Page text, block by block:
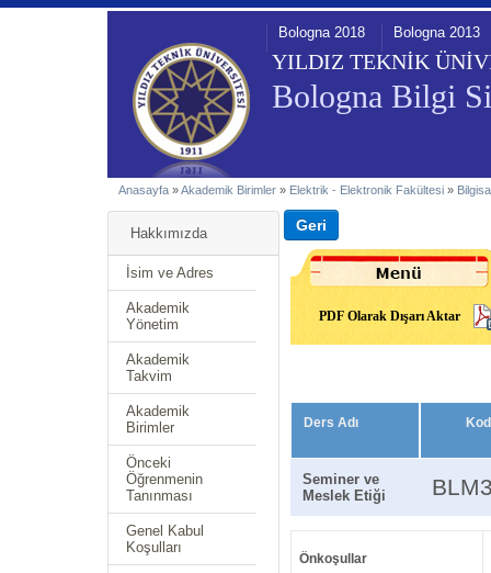
YILDIZ TEKNİK
Bologna Bilgi
Bologna 2018 Bologna 2013
Anasayfa »Akademik Birimler » Elektrik - Elektronik Fakültesi »
Hakkımızda
İsim ve Adres
Akademik
Yönetim
Akademik
Takvim
Akademik
Birimler
Önceki
Öğrenmenin
Tanınması
Genel Kabul
Koşulları
PDF Olarak Dışarı Aktar
Ders Adı
Seminer ve
Meslek Etiği
Önkoşullar